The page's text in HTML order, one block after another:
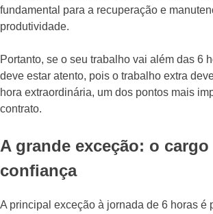
fundamental para a recuperação e
produtividade.
Portanto, se o seu trabalho vai além das 6
deve estar atento, pois o trabalho extra
hora extraordinária, um dos pontos mais
contrato.
A grande exceção: o cargo
confiança
A principal exceção à jornada de 6 horas é